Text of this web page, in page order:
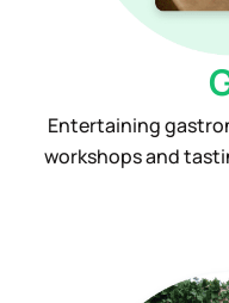
Entertaining
workshops and